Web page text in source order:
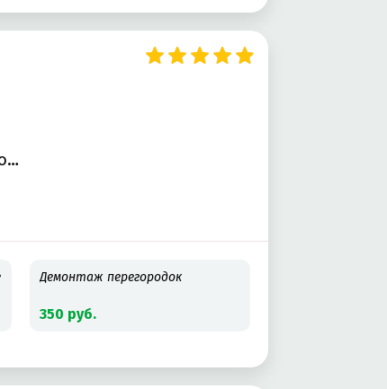
Демонтаж перегородок
350 руб.